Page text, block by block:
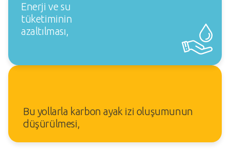
Enerji ve su
tüketiminin
azaltılması,
Bu yollarla karbon ayak izi oluşumunun
düşürülmesi,